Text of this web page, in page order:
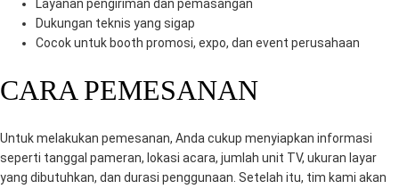
Layanan pengiriman dan pemasangan
Dukungan teknis yang sigap
Cocok untuk booth promosi, expo, dan event perusahaan
CARA PEMESANAN
Untuk melakukan pemesanan, Anda cukup menyiapkan informasi
seperti tanggal pameran, lokasi acara, jumlah unit TV, ukuran layar
yang dibutuhkan, dan durasi penggunaan. Setelah itu, tim kami akan